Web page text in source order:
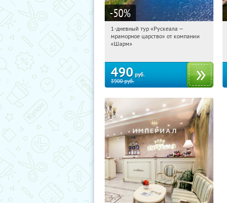
-50%
14:25:13 Купили:
Достоевская
1-дневный тур «Рускеала —
мраморное царство» от компании
«Шарм»
490 руб.
3900руб.